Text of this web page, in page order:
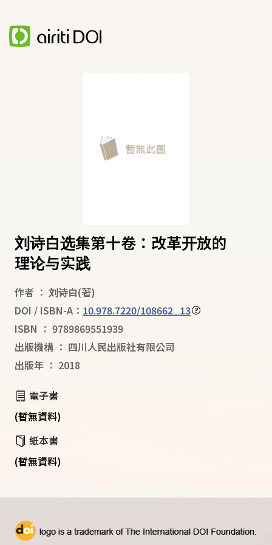
刘诗白选集第十卷：改革开放的
理论与实践
作者 ： 刘诗白(著)
DOI / ISBN-A： 10.978.7220/108662_13
ISBN ： 9789869551939
出版機構 ： 四川人民出版社有限公司
出版年 ： 2018
電子書
(暫無資料)
紙本書
(暫無資料)